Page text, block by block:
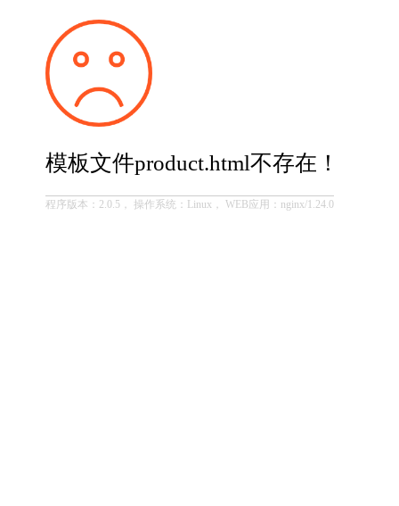
模板文件product.html不存在！
程序版本：2.0.5， 操作系统：Linux， WEB应用：nginx/1.24.0